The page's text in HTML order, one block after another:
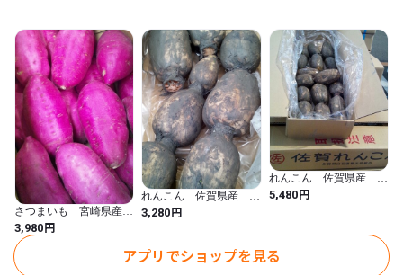
内容は、形が悪いものや分球や抽台などなり、大きさも不揃い
ですが、味は全く秀品と変わりません!!
佐賀県産の玉ねぎは他県産の玉ねぎと比べると辛みが少なく、
また柔らかいので、煮物・炒め物だけでなくサラダなどの生食に
は最高です!!
内容が選果の際に発生するサイズが小さいもの、変形・傷有
り、貯蔵により茶色い皮の部分にのみ発生する黒カビ病が入った
ものが中心となりますので、正規品に比べ、日持ちの面や痛み等
が出やすくなっております。ご理解の上お買い上げください。
Tanaka Sho-tenでは、佐賀県産の新たまねぎ・たまねぎ規格
外品（訳あり）を市場からそのままお届けいたします。
日曜、祝祭日及び水曜日は市場がお休みの為出荷できませんの
で、予めご了承ください。
さつまいも 宮崎県産・
九州各県産 1ケース
約5㎏
3,980円
れんこん 佐賀県産 1
ケース 約2kg
3,280円
れんこん 佐賀県産 1
ケース 約4kg
5,480円
アプリでショップを見る